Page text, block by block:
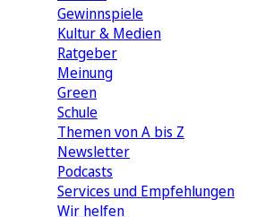
Gewinnspiele
Kultur & Medien
Ratgeber
Meinung
Green
Schule
Themen von A bis Z
Newsletter
Podcasts
Services und Empfehlungen
Wir helfen